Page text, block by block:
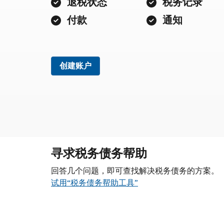
付款
通知
创建账户
寻求税务债务帮助
回答几个问题，即可查找解决税务债务的方案。
试用“税务债务帮助工具”